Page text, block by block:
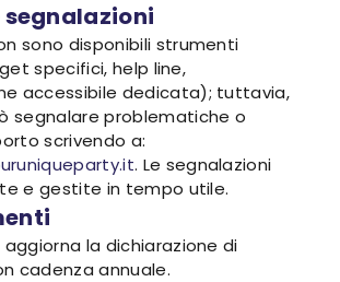
sono disponibili strumenti
specifici, help line,
accessibile dedicata); tuttavia,
segnalare problematiche o
scrivendo a:
. Le segnalazioni
e gestite in tempo utile.
la dichiarazione di
cadenza annuale.